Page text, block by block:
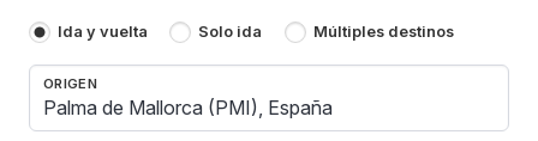
Ida y vuelta Solo ida Múltiples destinos
ORIGEN